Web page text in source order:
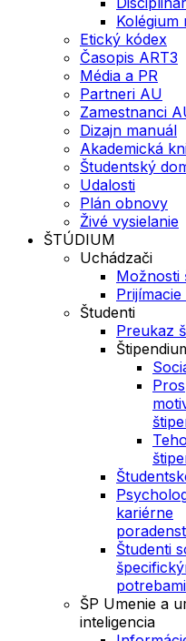
Kolégium
Etický kódex
Časopis ART3
Média a PR
Partneri AU
Zamestnanci
Dizajn manuál
Akademická
Študentský
Udalosti
Plán obnovy
Živé vysielanie
ŠTÚDIUM
Uchádzači
Možnosti
Študenti
Preukaz
kariérne
Študenti
potrebami
ŠP Umenie a
inteligencia